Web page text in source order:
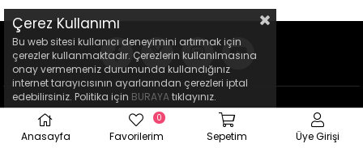
Çerez Kullanımı
Bu web sitesi kullanıcı deneyimini artırmak için
çerezler kullanmaktadır. Çerezlerin kullanılmasına
onay vermemeniz durumunda kullandığınız
internet tarayıcısının ayarlarından çerezleri iptal
edebilirsiniz. Politika için BURAYAtıklayınız.
Anasayfa Favorilerim
0
Sepetim Üye Girişi